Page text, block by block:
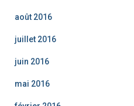
août 2016
juillet 2016
juin 2016
mai 2016